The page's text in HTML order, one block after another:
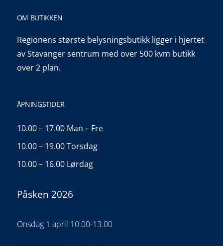
OM BUTIKKEN
Regionens største belysningsbutikk ligger i hjertet
av Stavanger sentrum med over 500 kvm butikk
over 2 plan.
ÅPNINGSTIDER
10.00 – 17.00 Man – Fre
10.00 – 19.00 Torsdag
10.00 – 16.00 Lørdag
Påsken 2026
Onsdag 1 april 10.00-13.00